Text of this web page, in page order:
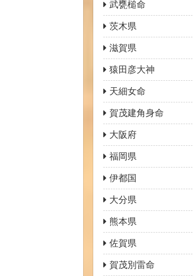
武甕槌命
茨木県
滋賀県
猿田彦大神
天細女命
賀茂建角身命
大阪府
福岡県
伊都国
大分県
熊本県
佐賀県
賀茂別雷命